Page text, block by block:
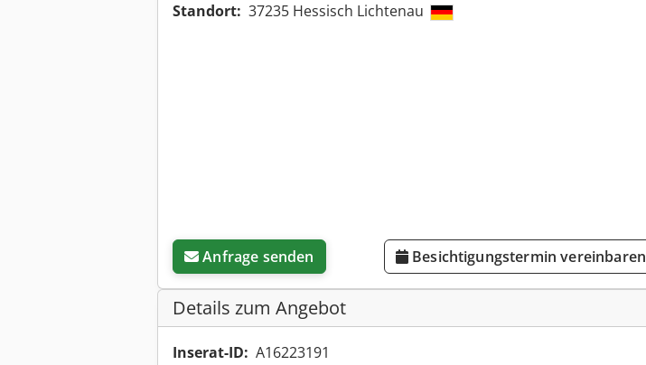
Standort: 37235 Hessisch Lichtenau
Anfrage senden Besichtigungstermin vereinbaren
Details zum Angebot
Inserat-ID: A16223191